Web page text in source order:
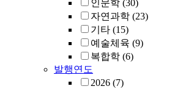
인문학 (30)
자연과학 (23)
기타 (15)
예술체육 (9)
복합학 (6)
발행연도
2026 (7)